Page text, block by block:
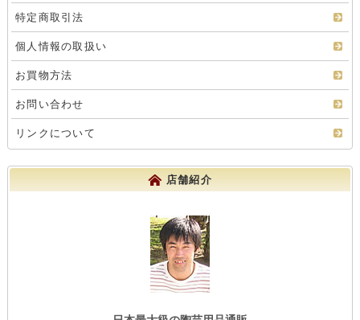
特定商取引法
個人情報の取扱い
お買物方法
お問い合わせ
リンクについて
店舗紹介